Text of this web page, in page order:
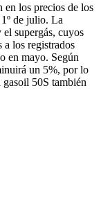
en los precios de los
de julio. La
supergás, cuyos
a los registrados
en mayo. Según
un 5%, por lo
50S también